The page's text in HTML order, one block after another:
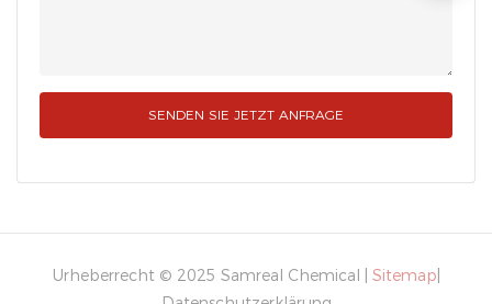
SENDEN SIE JETZT ANFRAGE
Urheberrecht © 2025 Samreal Chemical | Sitemap